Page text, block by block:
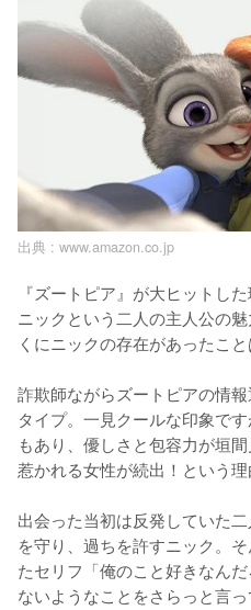
出典 : www.amazon.co.jp
『ズートピア』が大ヒットし
ニックという二人の主人公の
くにニックの存在があったこ
詐欺師ながらズートピアの情
タイプ。一見クールな印象で
もあり、優しさと包容力が垣
惹かれる女性が続出！という理
出会った当初は反発していた
を守り、過ちを許すニック。
たセリフ「俺のこと好きなん
ないようなことをさらっと言